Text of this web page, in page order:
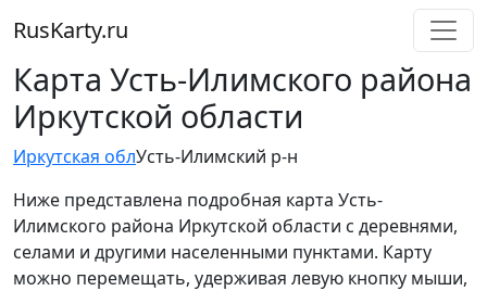
RusKarty.ru
Карта Усть-Илимского района
Иркутской области
Иркутская облУсть-Илимский р-н
Ниже представлена подробная карта Усть-
Илимского района Иркутской области с деревнями,
селами и другими населенными пунктами. Карту
можно перемещать, удерживая левую кнопку мыши,